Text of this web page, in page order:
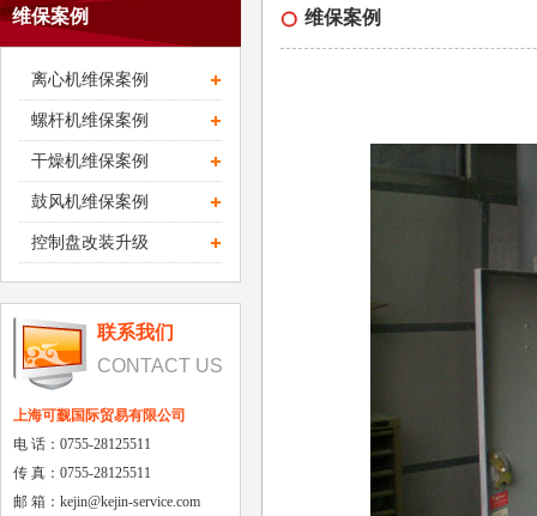
维保案例
离心机维保案例
螺杆机维保案例
干燥机维保案例
鼓风机维保案例
控制盘改装升级
联系我们
CONTACT US
上海可觐国际贸易有限公司
电 话：0755-28125511
传 真：0755-28125511
邮 箱：kejin@kejin-service.com
维保案例